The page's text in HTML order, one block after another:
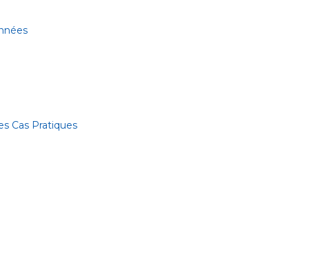
Cas Pratiques